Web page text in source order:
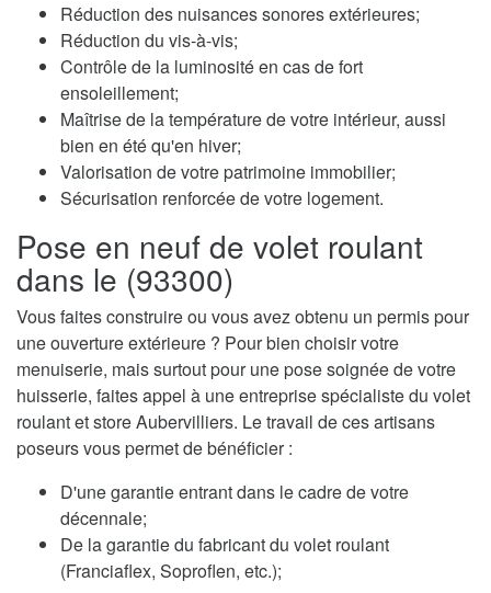
Réduction des nuisances sonores extérieures;
Réduction du vis-à-vis;
Contrôle de la luminosité en cas de fort
ensoleillement;
Maîtrise de la température de votre intérieur, aussi
bien en été qu'en hiver;
Valorisation de votre patrimoine immobilier;
Sécurisation renforcée de votre logement.
Pose en neuf de volet roulant
dans le (93300)
Vous faites construire ou vous avez obtenu un permis pour
une ouverture extérieure ? Pour bien choisir votre
menuiserie, mais surtout pour une pose soignée de votre
huisserie, faites appel à une entreprise spécialiste du volet
roulant et store Aubervilliers. Le travail de ces artisans
poseurs vous permet de bénéficier :
D'une garantie entrant dans le cadre de votre
décennale;
De la garantie du fabricant du volet roulant
(Franciaflex, Soproflen, etc.);